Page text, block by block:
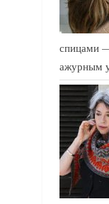
спицами —
ажурным